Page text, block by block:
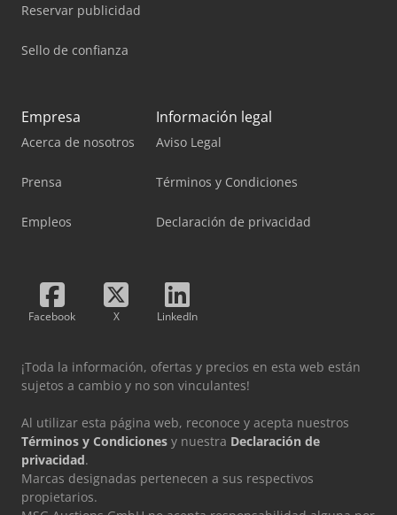
Reservar publicidad
Sello de confianza
Empresa
Acerca de nosotros
Prensa
Empleos
Información legal
Aviso Legal
Términos y Condiciones
Declaración de privacidad
Facebook X LinkedIn
¡Toda la información, ofertas y precios en esta web están
sujetos a cambio y no son vinculantes!
Al utilizar esta página web, reconoce y acepta nuestros
Términos y Condiciones y nuestra Declaración de
privacidad.
Marcas designadas pertenecen a sus respectivos
propietarios.